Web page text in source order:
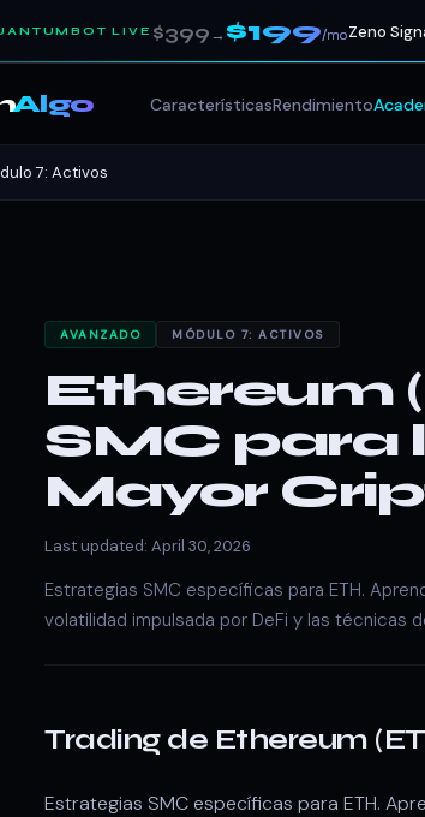
LIVE $399→$199/moZeno
Algo CaracterísticasRendimiento
7: Activos
AVANZADO MÓDULO 7: ACTIVOS
Ethereum
SMC para
Mayor
Last updated: April 30, 2026
Estrategias SMC específicas para ETH.
volatilidad impulsada por DeFi y las técnicas
Trading de Ethereum
Estrategias SMC específicas para ETH.